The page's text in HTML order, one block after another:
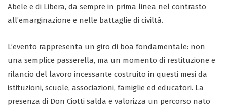
Abele e di Libera, da sempre in prima linea nel contrasto
all’emarginazione e nelle battaglie di civiltà.
L’evento rappresenta un giro di boa fondamentale: non
una semplice passerella, ma un momento di restituzione e
rilancio del lavoro incessante costruito in questi mesi da
istituzioni, scuole, associazioni, famiglie ed educatori. La
presenza di Don Ciotti salda e valorizza un percorso nato